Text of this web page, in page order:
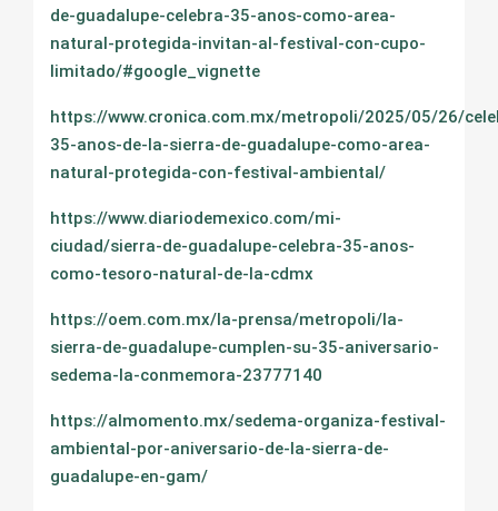
de-guadalupe-celebra-35-anos-como-area-
natural-protegida-invitan-al-festival-con-cupo-
limitado/#google_vignette
https://www.cronica.com.mx/metropoli/2025/05/26/
35-anos-de-la-sierra-de-guadalupe-como-area-
natural-protegida-con-festival-ambiental/
https://www.diariodemexico.com/mi-
ciudad/sierra-de-guadalupe-celebra-35-anos-
como-tesoro-natural-de-la-cdmx
https://oem.com.mx/la-prensa/metropoli/la-
sierra-de-guadalupe-cumplen-su-35-aniversario-
sedema-la-conmemora-23777140
https://almomento.mx/sedema-organiza-festival-
ambiental-por-aniversario-de-la-sierra-de-
guadalupe-en-gam/